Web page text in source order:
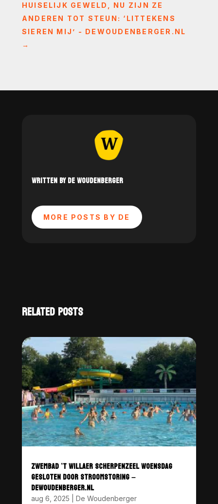
HUISELIJK GEWELD, NU ZIJN ZE
ANDEREN TOT STEUN: ‘LITTEKENS
SIEREN MIJ’ - DEWOUDENBERGER.NL
→
WRITTEN BY DE WOUDENBERGER
MORE POSTS BY DE
RELATED POSTS
ZWEMBAD ’T WILLAER SCHERPENZEEL WOENSDAG
GESLOTEN DOOR STROOMSTORING –
DEWOUDENBERGER.NL
aug 6, 2025 De Woudenberger